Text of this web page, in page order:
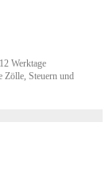
Werktage
Zölle, Steuern und